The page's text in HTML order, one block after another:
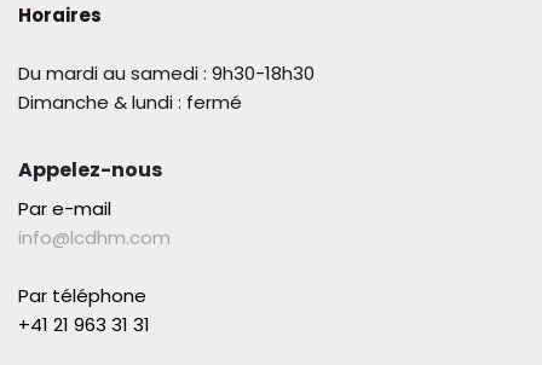
Horaires
Du mardi au samedi : 9h30-18h30
Dimanche & lundi : fermé
Appelez-nous
Par e-mail
info@lcdhm.com
Par téléphone
+41 21 963 31 31​